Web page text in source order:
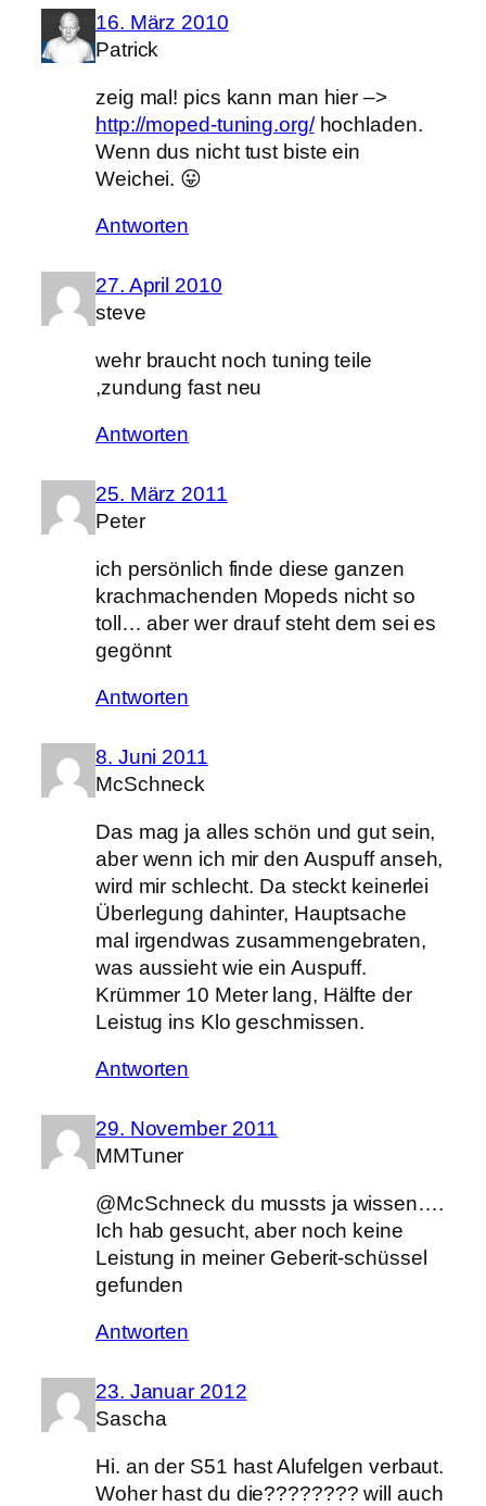
16. März 2010
Patrick
zeig mal! pics kann man hier –>
http://moped-tuning.org/hochladen.
Wenn dus nicht tust biste ein
Weichei. 😛
Antworten
27. April 2010
steve
wehr braucht noch tuning teile
,zundung fast neu
Antworten
25. März 2011
Peter
ich persönlich finde diese ganzen
krachmachenden Mopeds nicht so
toll… aber wer drauf steht dem sei es
gegönnt
Antworten
8. Juni 2011
McSchneck
Das mag ja alles schön und gut sein,
aber wenn ich mir den Auspuff anseh,
wird mir schlecht. Da steckt keinerlei
Überlegung dahinter, Hauptsache
mal irgendwas zusammengebraten,
was aussieht wie ein Auspuff.
Krümmer 10 Meter lang, Hälfte der
Leistug ins Klo geschmissen.
Antworten
29. November 2011
MMTuner
@McSchneck du mussts ja wissen….
Ich hab gesucht, aber noch keine
Leistung in meiner Geberit-schüssel
gefunden
Antworten
23. Januar 2012
Sascha
Hi. an der S51 hast Alufelgen verbaut.
Woher hast du die???????? will auch